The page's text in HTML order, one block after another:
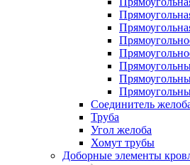
Соединитель
Труба
Угол желоба
Хомут трубы
Доборные элементы